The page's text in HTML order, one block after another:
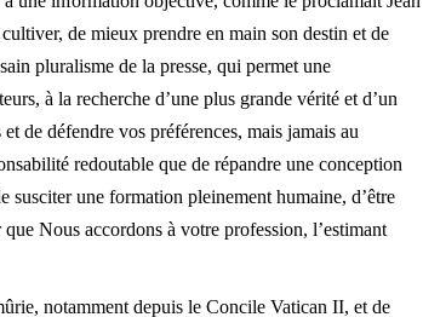
de mieux prendre en main son destin et de
pluralisme de la presse, qui permet une
à la recherche d’une plus grande vérité et d’un
de défendre vos préférences, mais jamais au
redoutable que de répandre une conception
susciter une formation pleinement humaine, d’être
Nous accordons à votre profession, l’estimant
notamment depuis le Concile Vatican II, et de